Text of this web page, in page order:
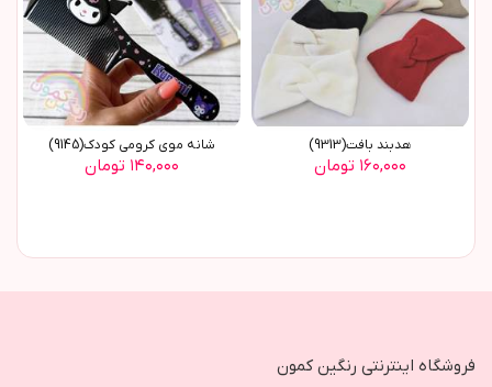
هدبند بافت(9313)
۱۶۰,۰۰۰ تومان
شانه موی کرومی کودک(9145)
۱۴۰,۰۰۰ تومان
فروشگاه اینترنتی رنگین کمون